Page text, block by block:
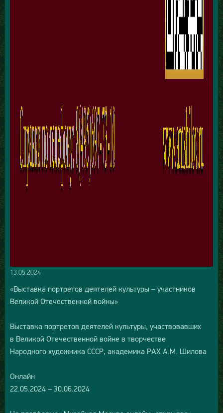
13.05.2024
«Выставка портретов деятелей культуры – участников
Великой Отечественной войны»
Выставка портретов деятелей культуры, участвовавших
в Великой Отечественной войне в творчестве
Народного художника СССР, академика РАХ А.М. Шилова
Онлайн
22.05.2024 – 30.06.2024